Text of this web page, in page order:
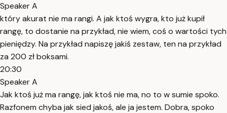
Speaker A
który akurat nie ma rangi. A jak ktoś wygra, kto już kupił
rangę, to dostanie na przykład, nie wiem, coś o wartości tych
pieniędzy. Na przykład napiszę jakiś zestaw, ten na przykład
za 200 zł boksami.
20:30
Speaker A
Jak ktoś już ma rangę, jak ktoś nie ma, no to w sumie spoko.
Razfonem chyba jak sied jakoś, ale ja jestem. Dobra, spoko